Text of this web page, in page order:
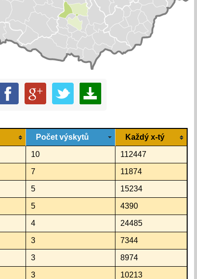
Počet výskytů Každý x-tý
10 112447
7 11874
5 15234
5 4390
4 24485
3 7344
3 8974
3 10213